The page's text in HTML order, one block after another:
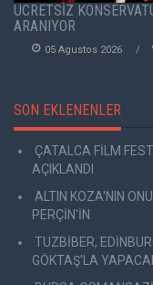
ÜCRETSİZ
ARANIYOR
05 Agustos 2026
SON EKLENENLER
ÇATALCA FİLM
AÇIKLANDI
ALTIN KOZA'NIN
PERÇİN'İN
TUZBİBER,
GÖKTAŞ'LA